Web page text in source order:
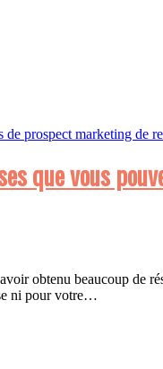
de prospect marketing de
que vous
obtenu beaucoup de
ni pour votre…